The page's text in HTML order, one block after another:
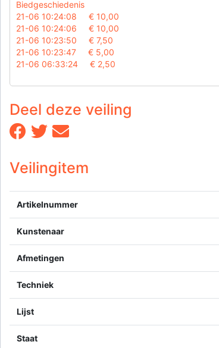
Biedgeschiedenis
21-06 10:24:08
€ 10,00
21-06 10:24:06
€ 10,00
21-06 10:23:50
€ 7,50
21-06 10:23:47
€ 5,00
21-06 06:33:24
€ 2,50
Deel deze veiling
Veilingitem
Artikelnummer
Kunstenaar
Afmetingen
Techniek
Lijst
Staat